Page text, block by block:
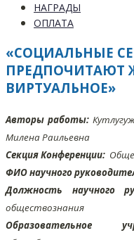
НАГРАДЫ
ОПЛАТА
«СОЦИАЛЬНЫЕ
ВИРТУАЛЬНОЕ»
Авторы работы:
Милена Раильевна
Секция Конференции:
ФИО научного
Должность научного
обществознания
Образовательное